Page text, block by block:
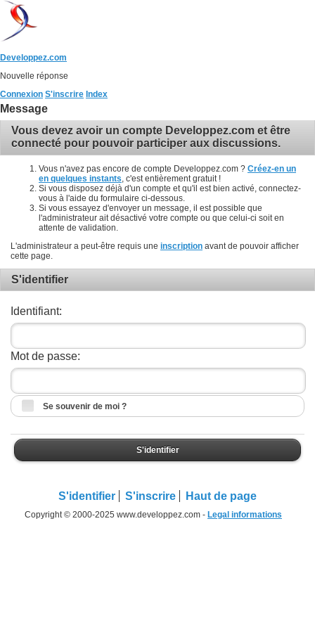
Developpez.com
Nouvelle réponse
Connexion S'inscrire Index
Message
Vous devez avoir un compte Developpez.com et être
connecté pour pouvoir participer aux discussions.
Vous n'avez pas encore de compte Developpez.com ? Créez-en un
en quelques instants , c'est entièrement gratuit !
Si vous disposez déjà d'un compte et qu'il est bien activé, connectez-
vous à l'aide du formulaire ci-dessous.
Si vous essayez d'envoyer un message, il est possible que
l'administrateur ait désactivé votre compte ou que celui-ci soit en
attente de validation.
L'administrateur a peut-être requis une inscription avant de pouvoir afficher
cette page.
S'identifier
Identifiant:
Mot de passe:
Se souvenir de moi ?
S'identifier
S'identifier S'inscrire Haut de page
Copyright © 2000-2025 www.developpez.com - Legal informations